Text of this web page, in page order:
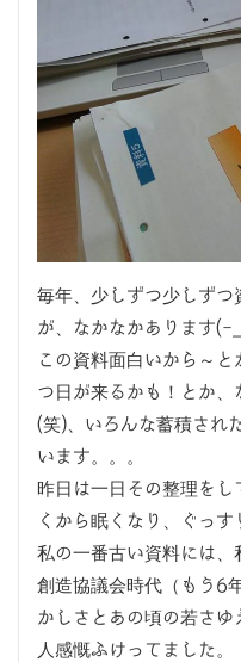
毎年、少しずつ少しず
が、なかなかあります(-
この資料面白いから～
つ日が来るかも！とか
(笑)、いろんな蓄積され
います。。。
昨日は一日その整理を
くから眠くなり、ぐっ
私の一番古い資料には、
創造協議会時代（もう6
かしさとあの頃の若さ
人感慨ふけってました。